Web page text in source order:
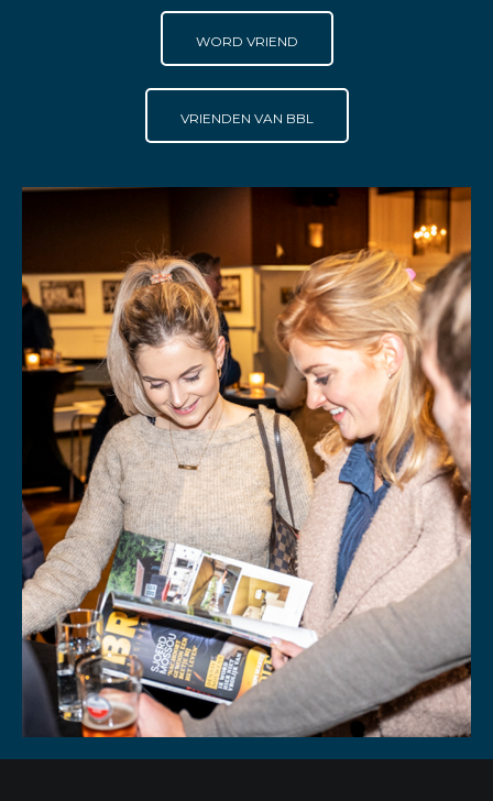
WORD VRIEND
VRIENDEN VAN BBL